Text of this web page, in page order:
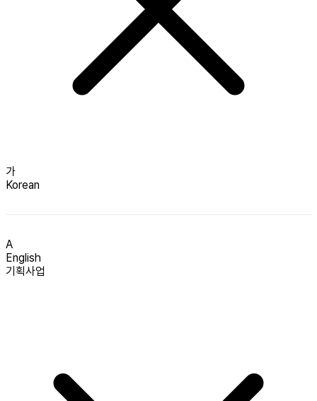
가
Korean
A
English
기획사업